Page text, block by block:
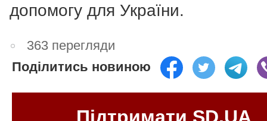
допомогу для України.
363 перегляди
Поділитись новиною